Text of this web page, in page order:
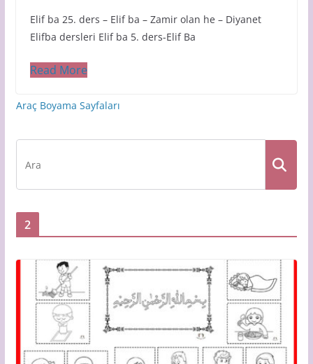
Elif ba 25. ders – Elif ba – Zamir olan he – Diyanet
Elifba dersleri Elif ba 5. ders-Elif Ba
Read More
Araç Boyama Sayfaları
2